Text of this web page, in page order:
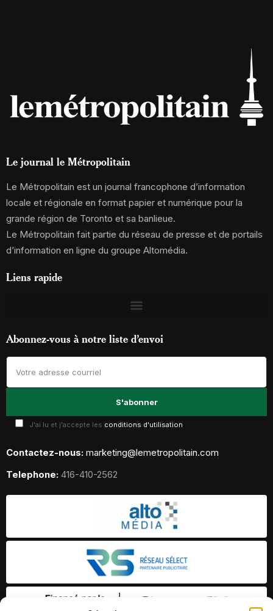
Le journal le Métropolitain
Le Métropolitain est un journal francophone d’information
locale et régionale en format papier et numérique pour la
grande région de Toronto et sa banlieue.
Le Métropolitain fait partie du réseau de presse et de portails
d’information en ligne du groupe Altomédia.
Liens rapide
Abonnez-vous à notre liste d’envoi
J'ai lu et j'accepte les conditions d'utilisation
Contactez-nous: marketing@lemetropolitain.com
Telephone: 416-410-2562